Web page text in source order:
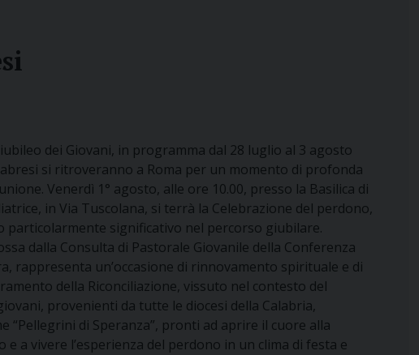
dei Giovani, in programma dal 28 luglio al 3 agosto
si ritroveranno a Roma per un momento di profonda
Venerdì 1° agosto, alle ore 10.00, presso la Basilica di
in Via Tuscolana, si terrà la Celebrazione del perdono,
particolarmente significativo nel percorso giubilare.
dalla Consulta di Pastorale Giovanile della Conferenza
rappresenta un’occasione di rinnovamento spirituale e di
della Riconciliazione, vissuto nel contesto del
provenienti da tutte le diocesi della Calabria,
“Pellegrini di Speranza”, pronti ad aprire il cuore alla
e a vivere l’esperienza del perdono in un clima di festa e